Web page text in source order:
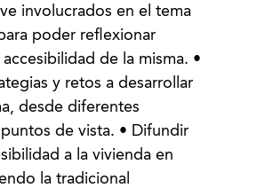
involucrados en el tema
poder reflexionar
de la misma. •
y retos a desarrollar
desde diferentes
de vista. • Difundir
a la vivienda en
la tradicional